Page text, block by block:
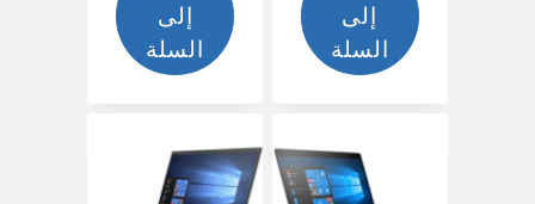
إلى
السلة
إلى
السلة